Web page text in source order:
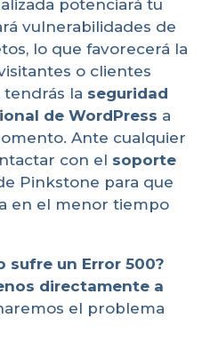
potenciará tu
vulnerabilidades de
lo que favorecerá la
o clientes
tendrás la seguridad
de WordPress a
Ante cualquier
con el soporte
Pinkstone para que
en el menor tiempo
sufre un Error 500?
directamente a
el problema